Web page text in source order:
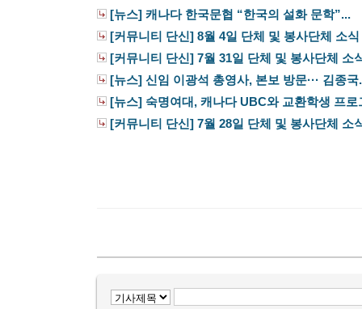
[뉴스] 캐나다 한국문협 “한국의 설화 문학”...
[커뮤니티 단신] 8월 4일 단체 및 봉사단체 소식
[커뮤니티 단신] 7월 31일 단체 및 봉사단체 소
[뉴스] 신임 이광석 총영사, 본보 방문··· 김종국
[뉴스] 숙명여대, 캐나다 UBC와 교환학생 프로
[커뮤니티 단신] 7월 28일 단체 및 봉사단체 소